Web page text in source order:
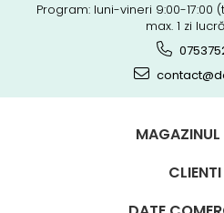
Program: luni-vineri 9:00-
max. 1 zi
MAGAZINUL
CLIENTI